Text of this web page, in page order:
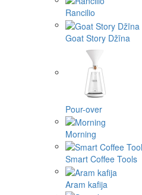
Rancilio
Goat Story Džīna
Pour-over
Morning
Smart Coffee Tools
Aram kafija